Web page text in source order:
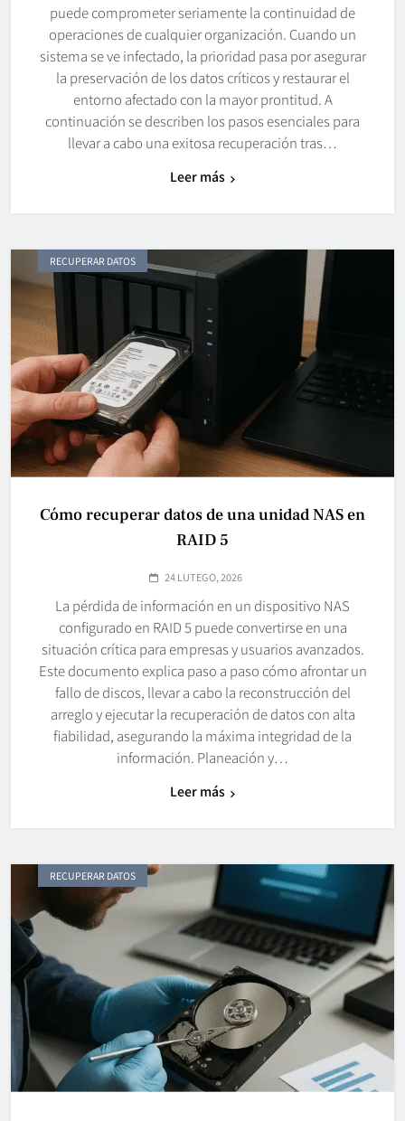
puede comprometer seriamente la continuidad de
operaciones de cualquier organización. Cuando un
sistema se ve infectado, la prioridad pasa por asegurar
la preservación de los datos críticos y restaurar el
entorno afectado con la mayor prontitud. A
continuación se describen los pasos esenciales para
llevar a cabo una exitosa recuperación tras…
Leer más
RECUPERAR DATOS
Cómo recuperar datos de una unidad NAS en
RAID 5
24 LUTEGO, 2026
La pérdida de información en un dispositivo NAS
configurado en RAID 5 puede convertirse en una
situación crítica para empresas y usuarios avanzados.
Este documento explica paso a paso cómo afrontar un
fallo de discos, llevar a cabo la reconstrucción del
arreglo y ejecutar la recuperación de datos con alta
fiabilidad, asegurando la máxima integridad de la
información. Planeación y…
Leer más
RECUPERAR DATOS